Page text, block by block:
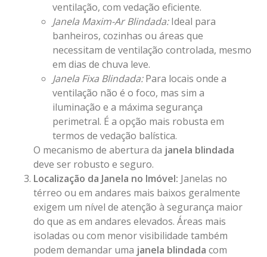
ventilação, com vedação eficiente.
Janela Maxim-Ar Blindada:Ideal para
banheiros, cozinhas ou áreas que
necessitam de ventilação controlada, mesmo
em dias de chuva leve.
Janela Fixa Blindada:Para locais onde a
ventilação não é o foco, mas sim a
iluminação e a máxima segurança
perimetral. É a opção mais robusta em
termos de vedação balística.
O mecanismo de abertura da janela blindada
deve ser robusto e seguro.
Localização da Janela no Imóvel: Janelas no
térreo ou em andares mais baixos geralmente
exigem um nível de atenção à segurança maior
do que as em andares elevados. Áreas mais
isoladas ou com menor visibilidade também
podem demandar uma janela blindada com